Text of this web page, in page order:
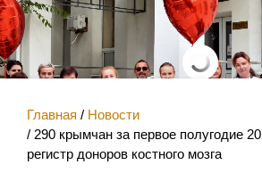
Главная
Новости
290 крымчан за первое полугодие
регистр доноров костного мозга